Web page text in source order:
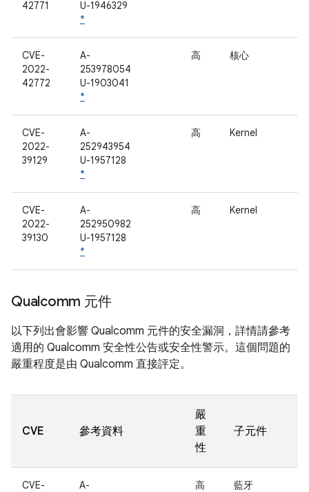
42771
U-1946329
*
CVE-
2022-
42772
A-
253978054
U-1903041
*
高 核心
CVE-
2022-
39129
A-
252943954
U-1957128
*
高 Kernel
CVE-
2022-
39130
A-
252950982
U-1957128
*
高 Kernel
Qualcomm 元件
以下列出會影響 Qualcomm 元件的安全漏洞，詳情請參考
適用的 Qualcomm 安全性公告或安全性警示。這個問題的
嚴重程度是由 Qualcomm 直接評定。
CVE 參考資料
嚴
重
性
子元件
CVE-
A-
高 藍牙